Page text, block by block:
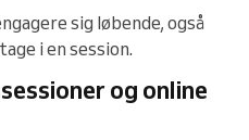
sig løbende, også
i en session.
og online